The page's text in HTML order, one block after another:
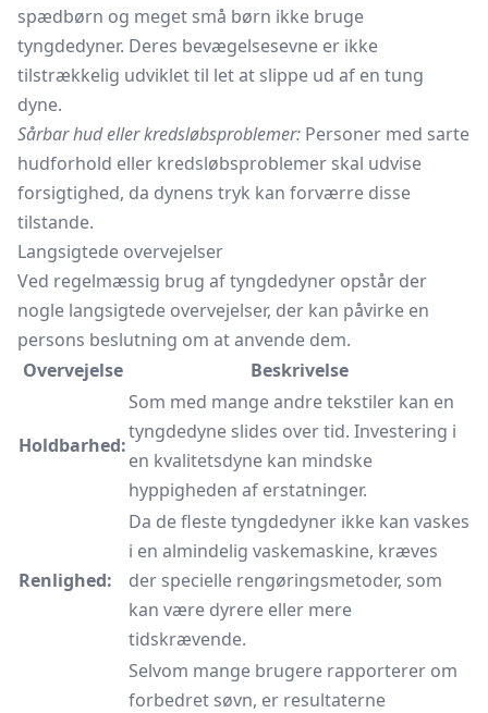
spædbørn og meget små børn ikke bruge
tyngdedyner. Deres bevægelsesevne er ikke
tilstrækkelig udviklet til let at slippe ud af en tung
dyne.
Sårbar hud eller kredsløbsproblemer: Personer med sarte
hudforhold eller kredsløbsproblemer skal udvise
forsigtighed, da dynens tryk kan forværre disse
tilstande.
Langsigtede overvejelser
Ved regelmæssig brug af tyngdedyner opstår der
nogle langsigtede overvejelser, der kan påvirke en
persons beslutning om at anvende dem.
Overvejelse
Beskrivelse
Holdbarhed:
Som med mange andre tekstiler kan en
tyngdedyne slides over tid. Investering i
en kvalitetsdyne kan mindske
hyppigheden af erstatninger.
Renlighed:
Da de fleste tyngdedyner ikke kan vaskes
i en almindelig vaskemaskine, kræves
der specielle rengøringsmetoder, som
kan være dyrere eller mere
tidskrævende.
Selvom mange brugere rapporterer om
forbedret søvn, er resultaterne